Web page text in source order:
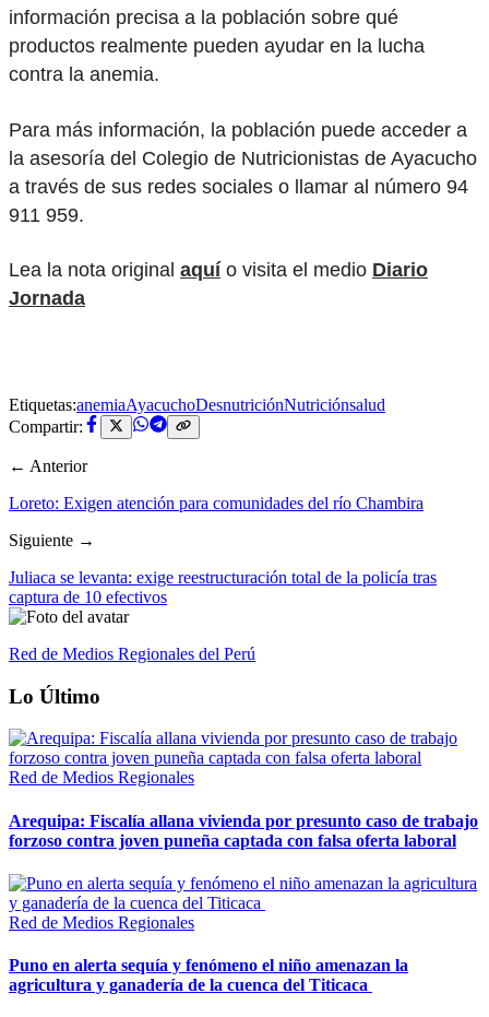
información precisa a la población sobre qué
productos realmente pueden ayudar en la lucha
contra la anemia.
Para más información, la población puede acceder a
la asesoría del Colegio de Nutricionistas de Ayacucho
a través de sus redes sociales o llamar al número 94
911 959.
Lea la nota original aquí o visita el medio Diario
Jornada
Etiquetas:anemiaAyacuchoDesnutriciónNutriciónsalud
Compartir:
← Anterior
Loreto: Exigen atención para comunidades del río Chambira
Siguiente →
Juliaca se levanta: exige reestructuración total de la policía tras
captura de 10 efectivos
Red de Medios Regionales del Perú
Lo Último
Red de Medios Regionales
Arequipa: Fiscalía allana vivienda por presunto caso de trabajo
forzoso contra joven puneña captada con falsa oferta laboral
Red de Medios Regionales
Puno en alerta sequía y fenómeno el niño amenazan la
agricultura y ganadería de la cuenca del Titicaca